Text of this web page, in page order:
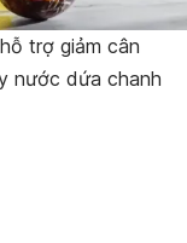
trợ giảm cân
nước dứa chanh